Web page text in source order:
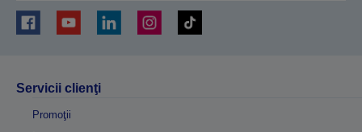
Servicii clienţi
Promoţii